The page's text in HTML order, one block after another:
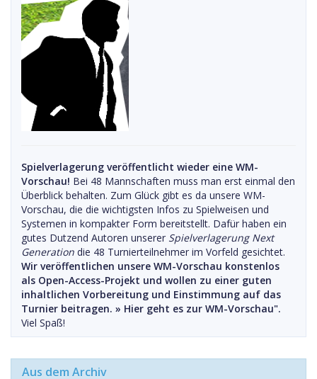
Spielverlagerung veröffentlicht wieder eine WM-
Vorschau! Bei 48 Mannschaften muss man erst einmal den
Überblick behalten. Zum Glück gibt es da unsere WM-
Vorschau, die die wichtigsten Infos zu Spielweisen und
Systemen in kompakter Form bereitstellt. Dafür haben ein
gutes Dutzend Autoren unserer Spielverlagerung Next
Generation die 48 Turnierteilnehmer im Vorfeld gesichtet.
Wir veröffentlichen unsere WM-Vorschau konstenlos
als Open-Access-Projekt und wollen zu einer guten
inhaltlichen Vorbereitung und Einstimmung auf das
Turnier beitragen. » Hier geht es zur WM-Vorschau".
Viel Spaß!
Aus dem Archiv